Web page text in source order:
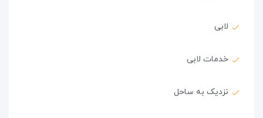
لابی
خدمات لابی
نزدیک به ساحل